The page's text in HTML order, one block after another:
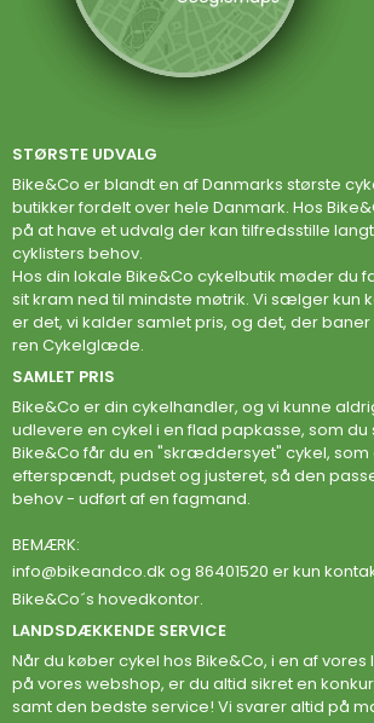
STØRSTE UDVALG
Bike&Co er blandt en af Danmarks største
butikker fordelt over hele Danmark. Hos
på at have et udvalg der kan tilfredsstille
cyklisters behov.
Hos din lokale Bike&Co cykelbutik møder du
sit kram ned til mindste møtrik. Vi sælger kun
er det, vi kalder samlet pris, og det, der
ren Cykelglæde.
SAMLET PRIS
Bike&Co er din cykelhandler, og vi kunne
udlevere en cykel i en flad papkasse, som du
Bike&Co får du en "skræddersyet" cykel, som
efterspændt, pudset og justeret, så den
behov - udført af en fagmand.
BEMÆRK:
info@bikeandco.dk og 86401520 er kun
Bike&Co´s hovedkontor.
LANDSDÆKKENDE SERVICE
Når du køber cykel hos Bike&Co, i en af
på vores webshop, er du altid sikret en
samt den bedste service! Vi svarer altid på